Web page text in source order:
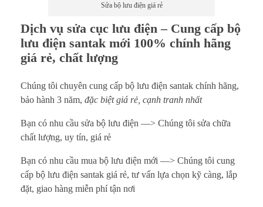
Sửa bộ lưu điện giá rẻ
Dịch vụ sửa cục lưu điện – Cung cấp bộ
lưu điện santak mới 100% chính hãng
giá rẻ, chất lượng
Chúng tôi chuyên cung cấp bộ lưu điện santak chính hãng,
bảo hành 3 năm, đặc biệt giá rẻ, cạnh tranh nhất
Bạn có nhu cầu sửa bộ lưu điện —> Chúng tôi sửa chữa
chất lượng, uy tín, giá rẻ
Bạn có nhu cầu mua bộ lưu điện mới —> Chúng tôi cung
cấp bộ lưu điện santak giá rẻ, tư vấn lựa chọn kỹ càng, lắp
đặt, giao hàng miễn phí tận nơi